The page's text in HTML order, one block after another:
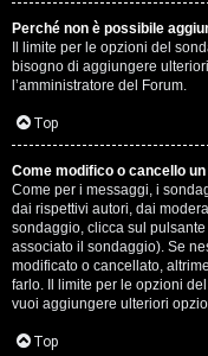
Perché non è possibile
Il limite per le opzioni del
bisogno di aggiungere
l’amministratore del Forum.
Top
Come modifico o cancello
Come per i messaggi, i
dai rispettivi autori, dai
sondaggio, clicca sul pulsante
associato il sondaggio). Se
modificato o cancellato,
farlo. Il limite per le opzioni
vuoi aggiungere ulteriori
Top
'
A
g
o
s
t
i
n
o